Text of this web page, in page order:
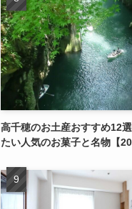
高千穂のお土産おすすめ12
たい人気のお菓子と名物【